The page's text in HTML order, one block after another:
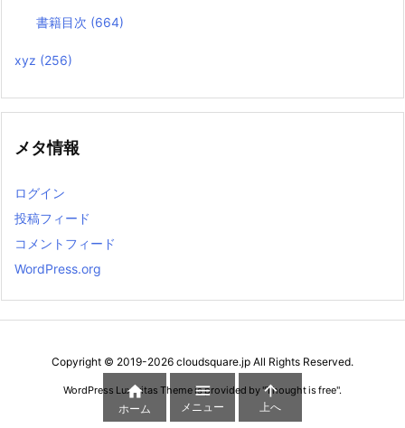
書籍目次 (664)
xyz (256)
メタ情報
ログイン
投稿フィード
コメントフィード
WordPress.org
Copyright © 2019-2026 cloudsquare.jp All Rights Reserved.
WordPress Luxeritas Theme is provided by "Thought is free".

ホーム

メニュー

上へ